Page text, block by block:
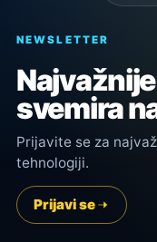
NEWSLETTER
svemira
Prijavite se za
tehnologiji.
Prijavi se